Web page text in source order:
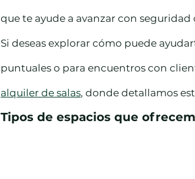
que te ayude a avanzar con seguridad
Si deseas explorar cómo puede
puntuales o para encuentros con
alquiler de salas, donde detallamos
Tipos de espacios que